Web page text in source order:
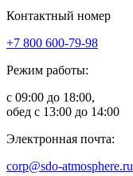
Контактный номер
+7 800 600-79-98
Режим работы:
с 09:00 до 18:00,
обед с 13:00 до 14:00
Электронная почта:
corp@sdo-atmosphere.ru